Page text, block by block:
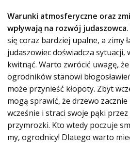
Warunki atmosferyczne oraz
wpływają na rozwój judaszowca
się coraz bardziej upalne, a zimy
judaszowiec doświadcza sytuacji,
kwitnąć. Warto zwrócić uwagę,
ogrodników stanowi
może przynieść kłopoty. Zbyt
mogą sprawić, że drzewo
wcześnie i straci swoje pąki
przymrozki. Kto wtedy poczuje
my, ogrodnicy! Dlatego warto